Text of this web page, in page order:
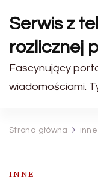
Serwis z
rozlicznej
Fascynujący
wiadomościami.
Strona główna inne
INNE